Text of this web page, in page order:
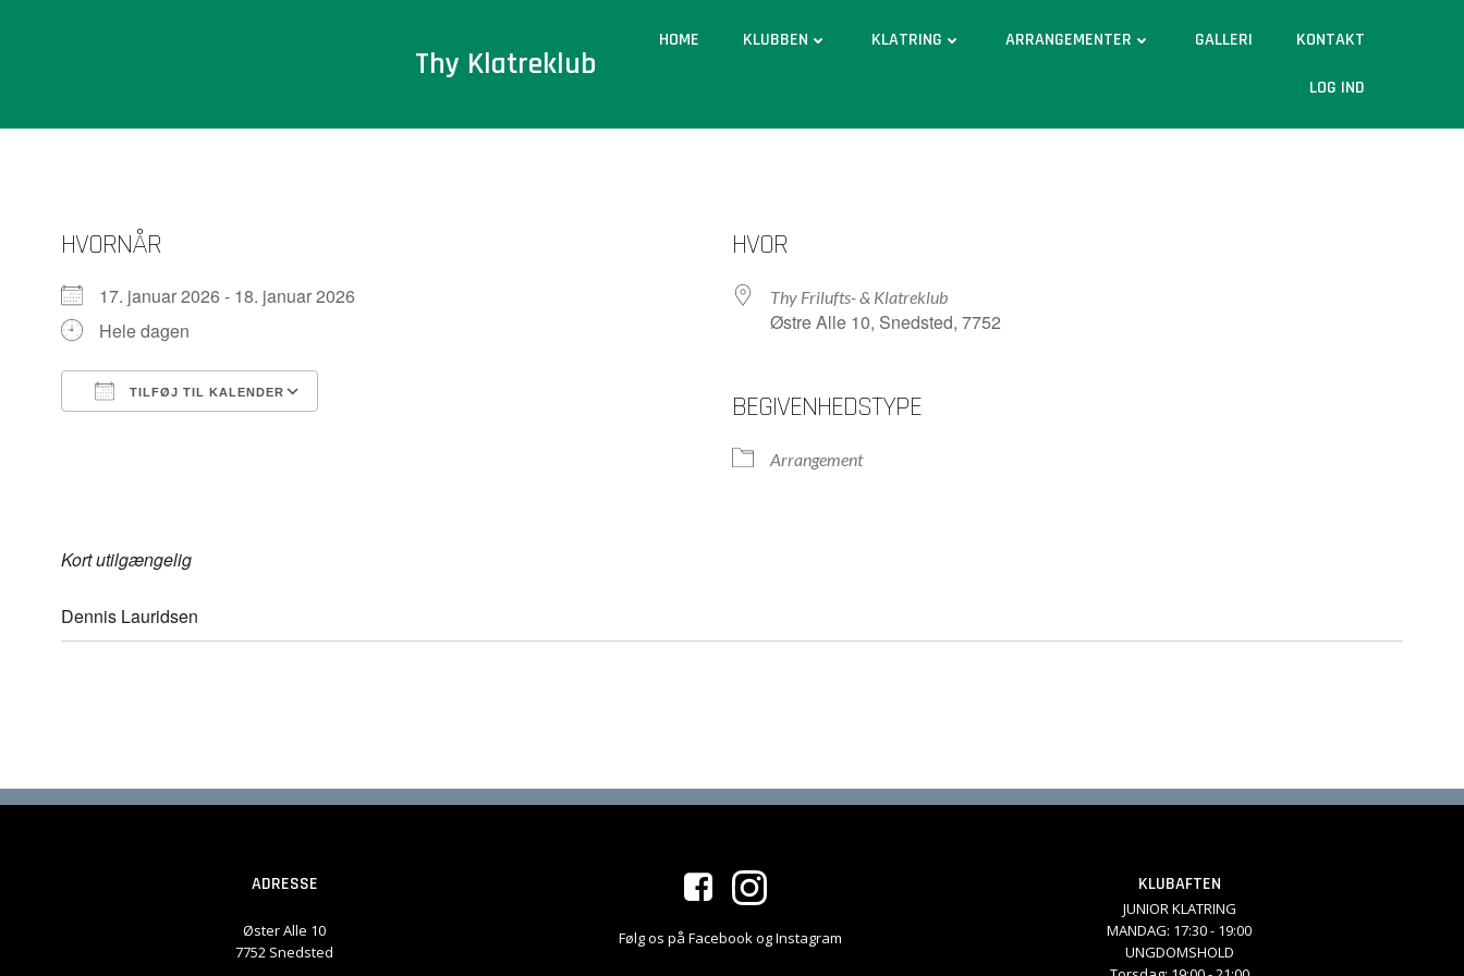
Thy Klatreklub
HOME KLUBBEN KLATRING ARRANGEMENTER GALLERI KONTAKT
LOG IND
HVORNÅR
17. januar 2026 - 18. januar 2026
Hele dagen
TILFØJ TIL KALENDER
HVOR
Thy Frilufts- & Klatreklub
Østre Alle 10, Snedsted, 7752
BEGIVENHEDSTYPE
Arrangement
Kort utilgængelig
Dennis Lauridsen
ADRESSE
Øster Alle 10
7752 Snedsted
Følg os på Facebook og Instagram
KLUBAFTEN
JUNIOR KLATRING
MANDAG: 17:30 - 19:00
UNGDOMSHOLD